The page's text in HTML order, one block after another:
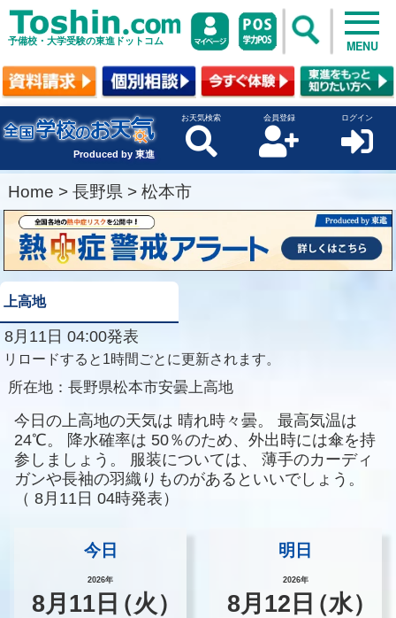
予備校・大学受験の東進ドットコム MENU
Produced by 東進
お天気検索 会員登録 ログイン
Home > 長野県 > 松本市
上高地
8月11日 04:00発表
リロードすると1時間ごとに更新されます。
所在地： 長野県松本市安曇上高地
今日の上高地の天気は 晴れ時々曇。
最高気温は
24℃。
降水確率は 50％のため、外出時には傘を持
参しましょう。
服装については、
薄手のカーディ
ガンや長袖の羽織りものがあるといいでしょう。
（ 8月11日 04時発表）
今日
2026年
8月 11日（火）
明日
2026年
8月 12 日（水）